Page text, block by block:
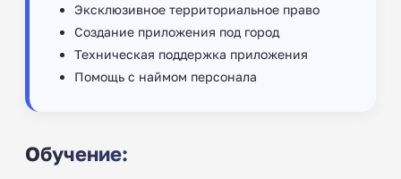
Эксклюзивное территориальное право
Создание приложения под город
Техническая поддержка приложения
Помощь с наймом персонала
Обучение: